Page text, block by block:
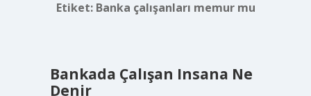
Etiket: Banka çalışanları memur mu
Bankada Çalışan Insana Ne
Denir